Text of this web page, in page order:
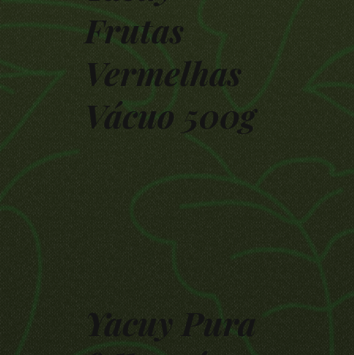
Frutas
Vermelhas
Vácuo 500g
Yacuy Pura